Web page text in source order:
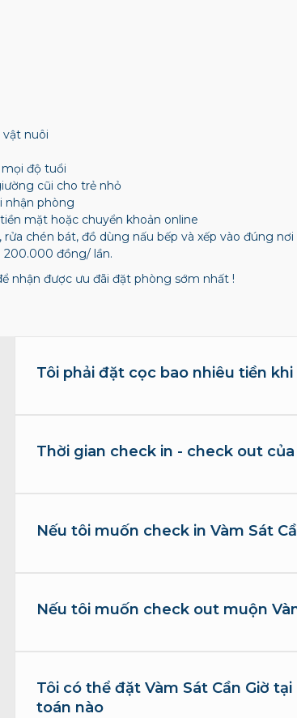
nuôi
độ tuổi
cũi cho trẻ nhỏ
nhận phòng
mặt hoặc chuyển khoản online
chén bát, đồ dùng nấu bếp và xếp vào đúng
đồng/ lần.
nhận được ưu đãi đặt phòng sớm nhất !
Tôi phải đặt cọc bao nhiêu tiền khi
Thời gian check in - check out
Nếu tôi muốn check in Vàm Sát
Nếu tôi muốn check out muộn
Tôi có thể đặt Vàm Sát Cần Giờ
toán nào